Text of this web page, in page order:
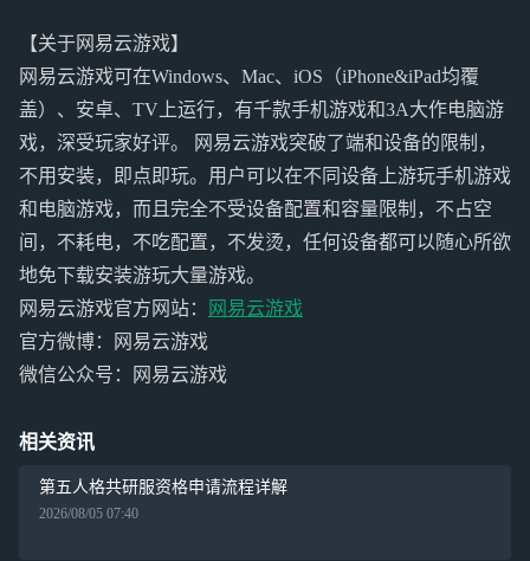
【关于网易云游戏】
网易云游戏可在Windows、Mac、iOS（iPhone&iPad均覆
盖）、安卓、TV上运行，有千款手机游戏和3A大作电脑游
戏，深受玩家好评。 网易云游戏突破了端和设备的限制，
不用安装，即点即玩。用户可以在不同设备上游玩手机游戏
和电脑游戏，而且完全不受设备配置和容量限制，不占空
间，不耗电，不吃配置，不发烫，任何设备都可以随心所欲
地免下载安装游玩大量游戏。
网易云游戏官方网站：
网易云游戏
官方微博：网易云游戏
微信公众号：网易云游戏
相关资讯
第五人格共研服资格申请流程详解
2026/08/05 07:40